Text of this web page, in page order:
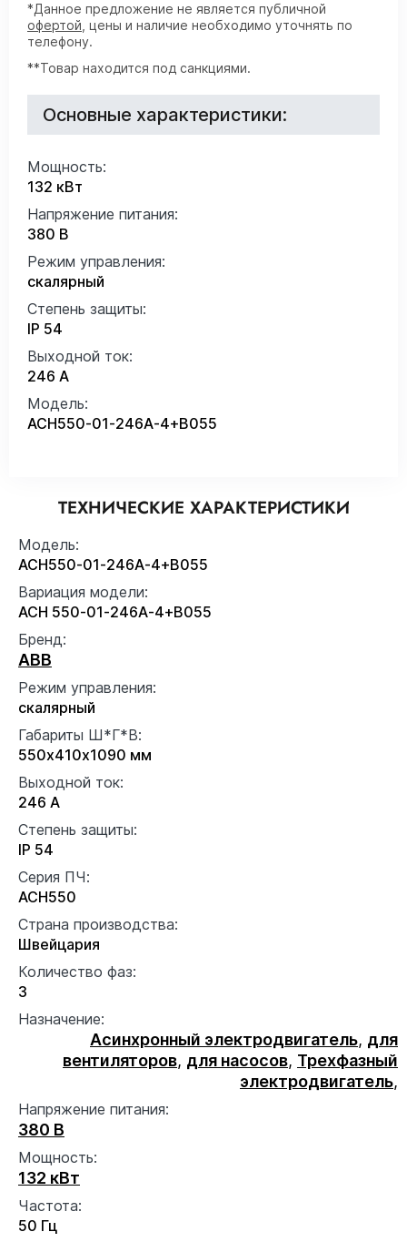
*Данное предложение не является публичной
офертой , цены и наличие необходимо уточнять по
телефону.
**Товар находится под санкциями.
Основные характеристики:
Мощность:
132 кВт
Напряжение питания:
380 В
Режим управления:
скалярный
Степень защиты:
IP 54
Выходной ток:
246 А
Модель:
ACH550-01-246A-4+B055
ТЕХНИЧЕСКИЕ ХАРАКТЕРИСТИКИ
Модель:
ACH550-01-246A-4+B055
Вариация модели:
ACH 550-01-246A-4+B055
Бренд:
ABB
Режим управления:
скалярный
Габариты Ш*Г*В:
550x410x1090 мм
Выходной ток:
246 А
Степень защиты:
IP 54
Серия ПЧ:
ACH550
Страна производства:
Швейцария
Количество фаз:
3
Назначение:
Асинхронный электродвигатель, для
вентиляторов, для насосов, Трехфазный
электродвигатель,
Напряжение питания:
380 В
Мощность:
132 кВт
Частота:
50 Гц